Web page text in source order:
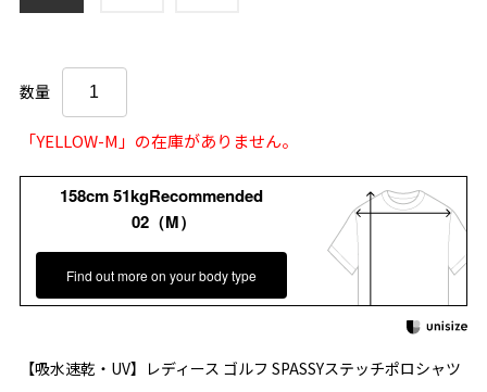
数量
「YELLOW-M」の在庫がありません。
158cm 51kgRecommended
02（M）
Find out more on your body type
【吸水速乾・UV】レディース ゴルフ SPASSYステッチポロシャツ